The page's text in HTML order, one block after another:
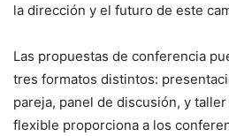
la dirección y el futuro de este
Las propuestas de conferencia
tres formatos distintos:
pareja, panel de discusión, y
flexible proporciona a los